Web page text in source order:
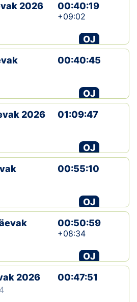
2026 00:40:19
+09:02
OJ
00:40:45
OJ
2026
01:09:47
OJ
00:55:10
OJ
00:50:59
+08:34
OJ
2026
00:47:51